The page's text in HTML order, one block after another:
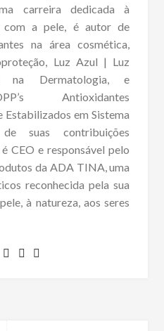
carreira dedicada à
com a pele, é autor de
na área cosmética,
Luz Azul | Luz
na Dermatologia, e
Antioxidantes
em Sistema
suas contribuições
CEO e responsável pelo
da ADA TINA, uma
reconhecida pela sua
à natureza, aos seres